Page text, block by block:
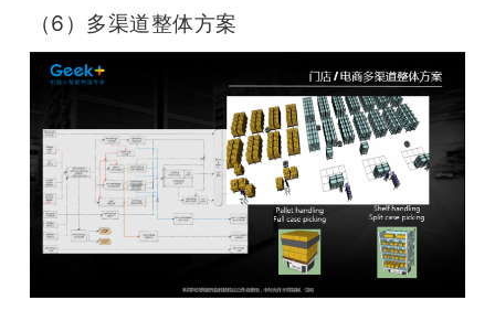
（6）多渠道整体方案